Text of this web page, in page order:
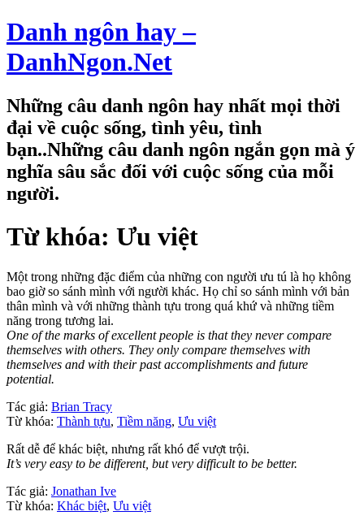
Danh ngôn hay –
DanhNgon.Net
Những câu danh ngôn hay nhất mọi thời
đại về cuộc sống, tình yêu, tình
bạn..Những câu danh ngôn ngắn gọn mà ý
nghĩa sâu sắc đối với cuộc sống của mỗi
người.
Từ khóa: Ưu việt
Một trong những đặc điểm của những con người ưu tú là họ không
bao giờ so sánh mình với người khác. Họ chỉ so sánh mình với bản
thân mình và với những thành tựu trong quá khứ và những tiềm
năng trong tương lai.
One of the marks of excellent people is that they never compare
themselves with others. They only compare themselves with
themselves and with their past accomplishments and future
potential.
Tác giả: Brian Tracy
Từ khóa: Thành tựu, Tiềm năng, Ưu việt
Rất dễ để khác biệt, nhưng rất khó để vượt trội.
It’s very easy to be different, but very difficult to be better.
Tác giả: Jonathan Ive
Từ khóa: Khác biệt, Ưu việt